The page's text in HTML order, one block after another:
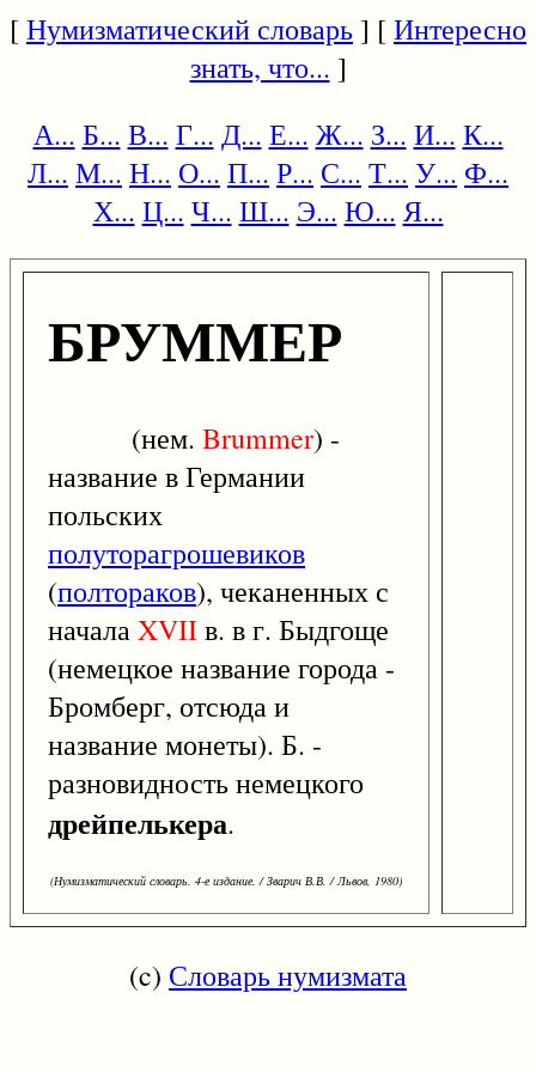
[Нумизматический словарь] [Интересно
знать, что... ]
А... Б... В... Г... Д... Е... Ж... З... И... К...
Л... М... Н... О... П... Р... С... Т... У... Ф...
Х... Ц... Ч... Ш... Э... Ю... Я...
БРУММЕР
(нем. Brummer) -
название в Германии
польских
полуторагрошевиков
(полтораков), чеканенных с
началаXVIIв. в г. Быдгоще
(немецкое название города -
Бромберг, отсюда и
название монеты). Б. -
разновидность немецкого
дрейпелькера.
(Нумизматический словарь. 4-е издание. / Зварич В.В. / Львов, 1980)
(c) Словарь нумизмата